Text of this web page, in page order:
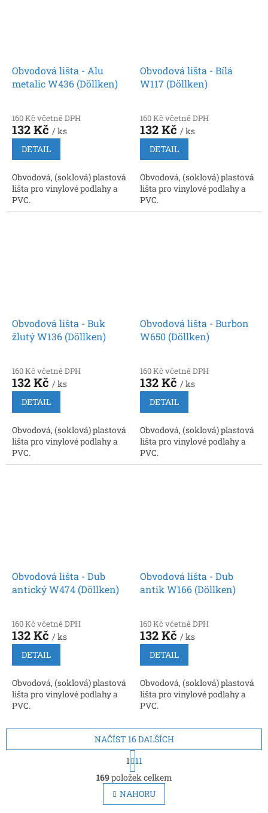
Obvodová lišta - Alu
metalic W436 (Döllken)
160 Kč včetně DPH
132 Kč / ks
DETAIL
Obvodová, (soklová) plastová
lišta pro vinylové podlahy a
PVC.
Obvodová lišta - Bílá
W117 (Döllken)
160 Kč včetně DPH
132 Kč / ks
DETAIL
Obvodová, (soklová) plastová
lišta pro vinylové podlahy a
PVC.
Obvodová lišta - Buk
žlutý W136 (Döllken)
160 Kč včetně DPH
132 Kč / ks
DETAIL
Obvodová, (soklová) plastová
lišta pro vinylové podlahy a
PVC.
Obvodová lišta - Burbon
W650 (Döllken)
160 Kč včetně DPH
132 Kč / ks
DETAIL
Obvodová, (soklová) plastová
lišta pro vinylové podlahy a
PVC.
Obvodová lišta - Dub
antický W474 (Döllken)
160 Kč včetně DPH
132 Kč / ks
DETAIL
Obvodová, (soklová) plastová
lišta pro vinylové podlahy a
PVC.
Obvodová lišta - Dub
antik W166 (Döllken)
160 Kč včetně DPH
132 Kč / ks
DETAIL
Obvodová, (soklová) plastová
lišta pro vinylové podlahy a
PVC.
O
v
l
á
NAČÍST 16 DALŠÍCH
S
t
r
á
n
k
1 11
169položek celkem
NAHORU